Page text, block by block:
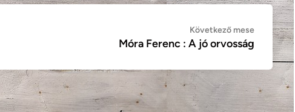
Következő meseKövetkező
mese:
Móra Ferenc : A jó orvosság